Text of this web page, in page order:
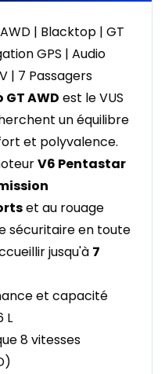
| Blacktop | GT
GPS | Audio
| 7 Passagers
AWD est le VUS
un équilibre
et polyvalence.
V6 Pentastar
et au rouage
sécuritaire en toute
jusqu'à 7
et capacité
L
8 vitesses